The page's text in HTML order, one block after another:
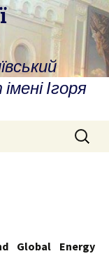
Ігоря
Search
for:
Global Energy